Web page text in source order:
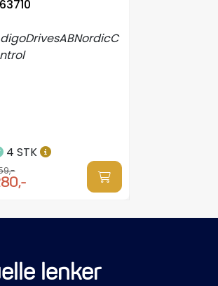
4 STK
lenker